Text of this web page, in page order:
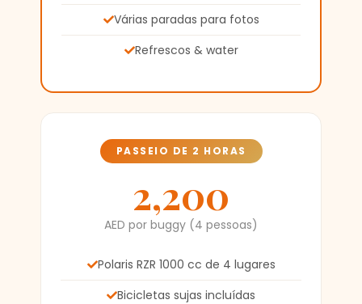
Várias paradas para fotos
Refrescos & water
PASSEIO DE 2 HORAS
2,200
AED por buggy (4 pessoas)
Polaris RZR 1000 cc de 4 lugares
Bicicletas sujas incluídas